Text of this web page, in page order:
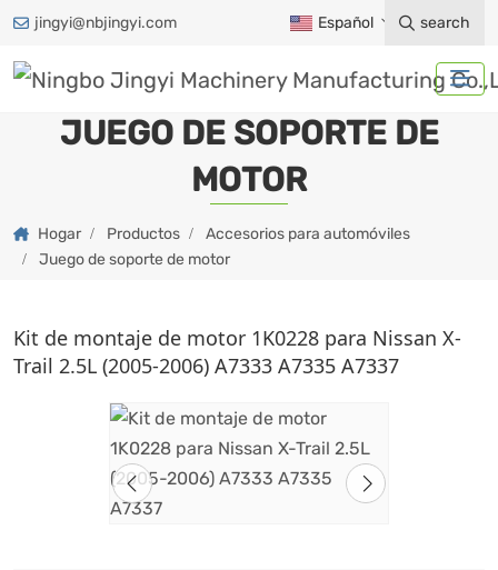
jingyi@nbjingyi.com Español search
JUEGO DE SOPORTE DE
MOTOR
Hogar Productos
Accesorios para automóviles
Juego de soporte de motor
Kit de montaje de motor 1K0228 para Nissan X-
Trail 2.5L (2005-2006) A7333 A7335 A7337